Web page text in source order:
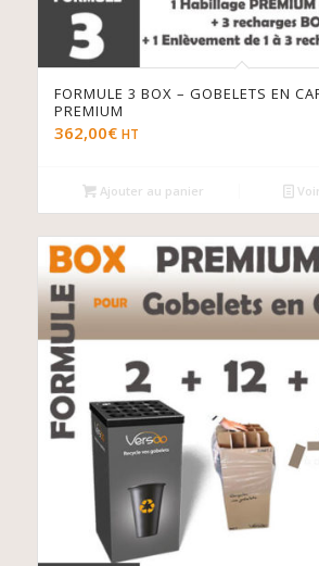
FORMULE 3 BOX – GOBELETS EN
PREMIUM
362,00€ HT
Ajouter au panier